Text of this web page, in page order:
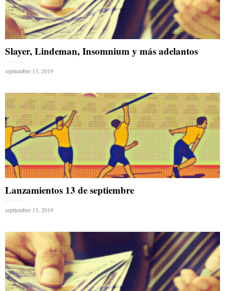
Slayer, Lindeman, Insomnium y más adelantos
septiembre 13, 2019
Lanzamientos 13 de septiembre
septiembre 13, 2019